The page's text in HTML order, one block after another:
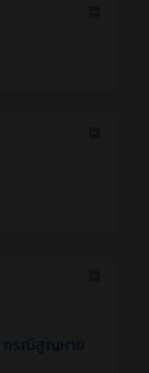
กรณีสูญหาย